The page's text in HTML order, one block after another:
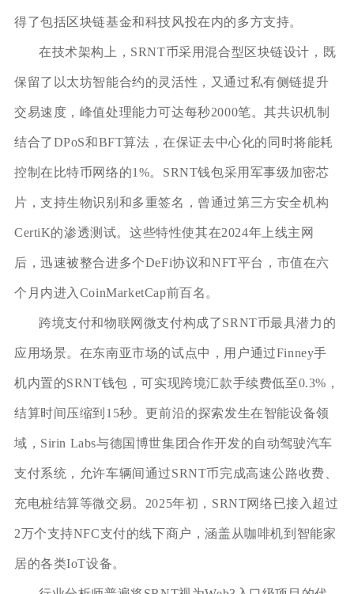
得了包括区块链基金和科技风投在内的多方支持。
在技术架构上，SRNT币采用混合型区块链设计，既
保留了以太坊智能合约的灵活性，又通过私有侧链提升
交易速度，峰值处理能力可达每秒2000笔。其共识机制
结合了DPoS和BFT算法，在保证去中心化的同时将能耗
控制在比特币网络的1%。SRNT钱包采用军事级加密芯
片，支持生物识别和多重签名，曾通过第三方安全机构
CertiK的渗透测试。这些特性使其在2024年上线主网
后，迅速被整合进多个DeFi协议和NFT平台，市值在六
个月内进入CoinMarketCap前百名。
跨境支付和物联网微支付构成了SRNT币最具潜力的
应用场景。在东南亚市场的试点中，用户通过Finney手
机内置的SRNT钱包，可实现跨境汇款手续费低至0.3%，
结算时间压缩到15秒。更前沿的探索发生在智能设备领
域，Sirin Labs与德国博世集团合作开发的自动驾驶汽车
支付系统，允许车辆间通过SRNT币完成高速公路收费、
充电桩结算等微交易。2025年初，SRNT网络已接入超过
2万个支持NFC支付的线下商户，涵盖从咖啡机到智能家
居的各类IoT设备。